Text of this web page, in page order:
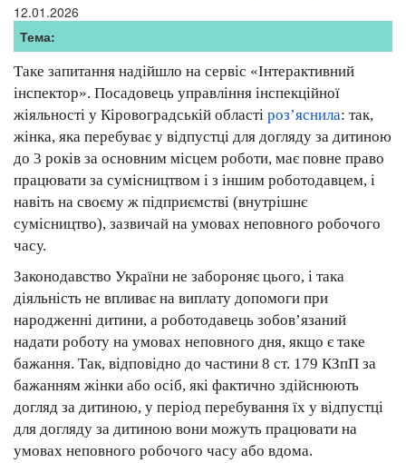
12.01.2026
Тема:
Таке запитання надійшло на сервіс «Інтерактивний
інспектор». Посадовець управління інспекційної
жіяльності у Кіровоградській області роз’яснила: так,
жінка, яка перебуває у відпустці для догляду за дитиною
до 3 років за основним місцем роботи, має повне право
працювати за сумісництвом і з іншим роботодавцем, і
навіть на своєму ж підприємстві (внутрішнє
сумісництво), зазвичай на умовах неповного робочого
часу.
Законодавство України не забороняє цього, і така
діяльність не впливає на виплату допомоги при
народженні дитини, а роботодавець зобов’язаний
надати роботу на умовах неповного дня, якщо є таке
бажання. Так, відповідно до частини 8 ст. 179 КЗпП за
бажанням жінки або осіб, які фактично здійснюють
догляд за дитиною, у період перебування їх у відпустці
для догляду за дитиною вони можуть працювати на
умовах неповного робочого часу або вдома.